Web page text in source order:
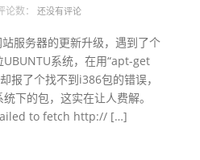
论数： 还没有评论
服务器的更新升级，遇到了个
系统，在用“apt-get
报了个找不到i386包的错误，
下的包，这实在让人费解。
to fetch http:// […]